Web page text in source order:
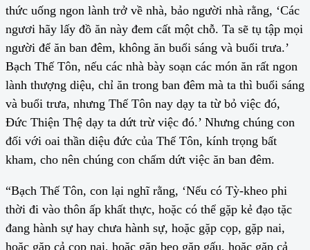
thức uống ngon lành trở về nhà, bảo người nhà rằng, ‘Các
ngươi hãy lấy đồ ăn này đem cất một chỗ. Ta sẽ tụ tập mọi
người để ăn ban đêm, không ăn buổi sáng và buổi trưa.’
Bạch Thế Tôn, nếu các nhà bày soạn các món ăn rất ngon
lành thượng diệu, chỉ ăn trong ban đêm mà ta thì buổi sáng
và buổi trưa, nhưng Thế Tôn nay dạy ta từ bỏ việc đó,
Đức Thiện Thệ dạy ta dứt trừ việc đó.’ Nhưng chúng con
đối với oai thần diệu đức của Thế Tôn, kính trọng bất
kham, cho nên chúng con chấm dứt việc ăn ban đêm.
“Bạch Thế Tôn, con lại nghĩ rằng, ‘Nếu có Tỳ-kheo phi
thời đi vào thôn ấp khất thực, hoặc có thể gặp kẻ đạo tặc
đang hành sự hay chưa hành sự, hoặc gặp cọp, gặp nai,
hoặc gặp cả cọp nai, hoặc gặp beo gặp gấu, hoặc gặp cả